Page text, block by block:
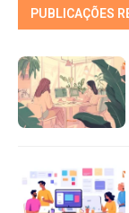
PUBLICAÇÕES